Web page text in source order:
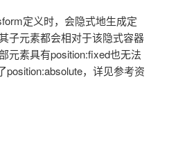
定义时，会隐式地生成定
子元素都会相对于该隐式容器
元素具有position:fixed也无法
position:absolute，详见参考资